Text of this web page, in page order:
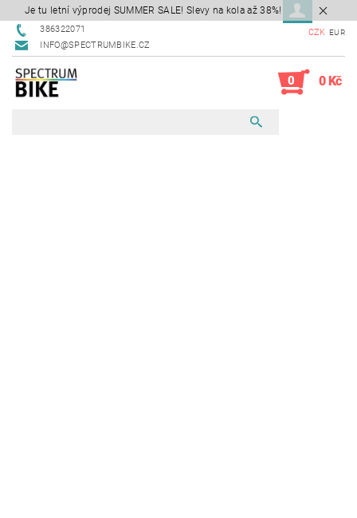
Je tu letní výprodej SUMMER SALE! Slevy na kola až 38%!
386322071
INFO@SPECTRUMBIKE.CZ
CZK EUR
0 0 Kč